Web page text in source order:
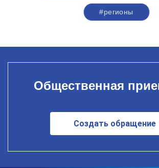
#регионы
Общественная
Создать обращение